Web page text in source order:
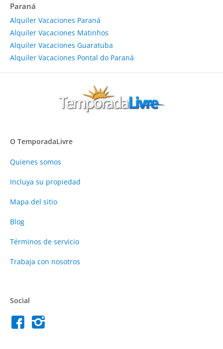
Paraná
Alquiler Vacaciones Paraná
Alquiler Vacaciones Matinhos
Alquiler Vacaciones Guaratuba
Alquiler Vacaciones Pontal do Paraná
O TemporadaLivre
Quienes somos
Incluya su propiedad
Mapa del sitio
Blog
Términos de servicio
Trabaja con nosotros
Social